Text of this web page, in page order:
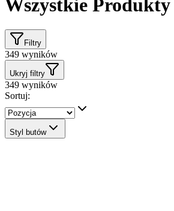
Wszystkie Produkty
Filtry
349 wyników
Ukryj filtry
349 wyników
Sortuj:
Styl butów